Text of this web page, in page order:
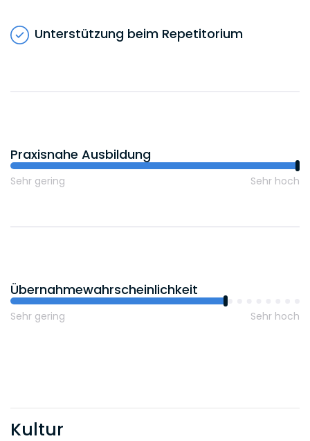
Unterstützung beim Repetitorium
Praxisnahe Ausbildung
Sehr gering Sehr hoch
Übernahmewahrscheinlichkeit
Sehr gering Sehr hoch
Kultur